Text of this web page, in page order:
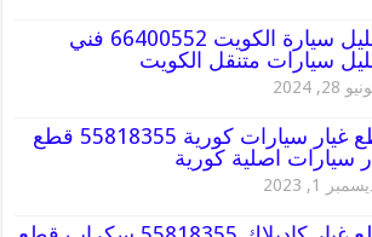
تظليل سيارة الكويت 66400552 فني
سيارات متنقل الكويت
28, 2024
قطع غيار سيارات كورية 55818355 قطع
سيارات اصلية كورية
1, 2023